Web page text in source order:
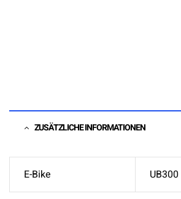
ZUSÄTZLICHE INFORMATIONEN
E-Bike UB300